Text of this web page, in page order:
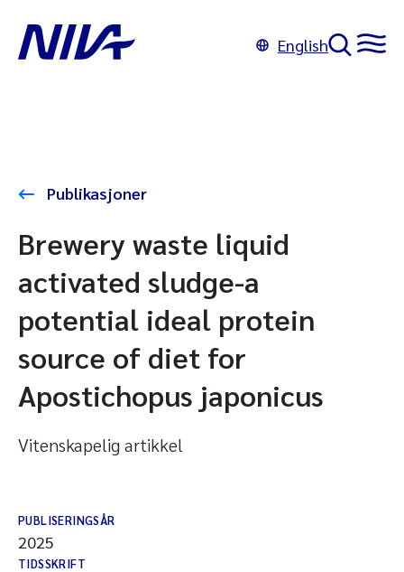
English
Publikasjoner
Brewery waste liquid
activated sludge-a
potential ideal protein
source of diet for
Apostichopus japonicus
Vitenskapelig artikkel
PUBLISERINGSÅR
2025
TIDSSKRIFT